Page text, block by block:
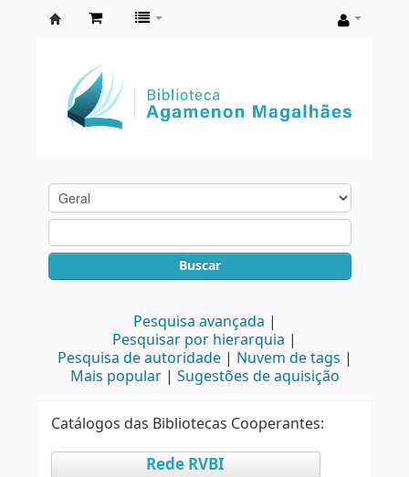
Agamenon
Magalhães
Buscar
Pesquisa avançada
Pesquisar por hierarquia
Pesquisa de autoridade
Nuvem de tags
Mais popular
Sugestões de aquisição
Catálogos das Bibliotecas Cooperantes:
Rede RVBI